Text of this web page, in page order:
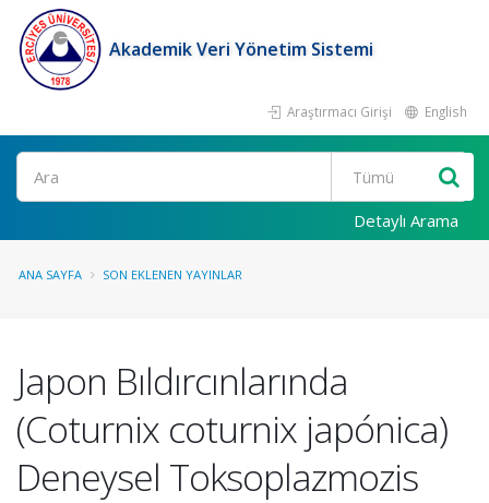
Akademik Veri Yönetim Sistemi
Araştırmacı Girişi English
Ara
Detaylı Arama
ANA SAYFA SON EKLENEN YAYINLAR
Japon Bıldırcınlarında
(Coturnix coturnix japónica)
Deneysel Toksoplazmozis